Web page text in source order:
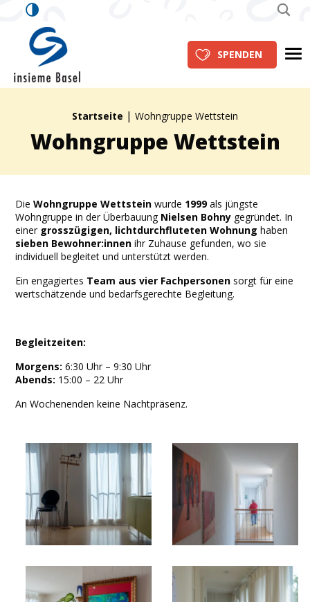
SPENDEN
Brotkrümelpfad:Startseite | Wohngruppe Wettstein
Wohngruppe Wettstein
Die Wohngruppe Wettstein wurde 1999als jüngste
Wohngruppe in der Überbauung Nielsen Bohny gegründet. In
einer grosszügigen, lichtdurchfluteten Wohnung haben
sieben Bewohner:innen ihr Zuhause gefunden, wo sie
individuell begleitet und unterstützt werden.
Ein engagiertes Team aus vier Fachpersonen sorgt für eine
wertschätzende und bedarfsgerechte Begleitung.
Begleitzeiten:
Morgens: 6:30 Uhr – 9:30 Uhr
Abends: 15:00 – 22 Uhr
An Wochenenden keine Nachtpräsenz.